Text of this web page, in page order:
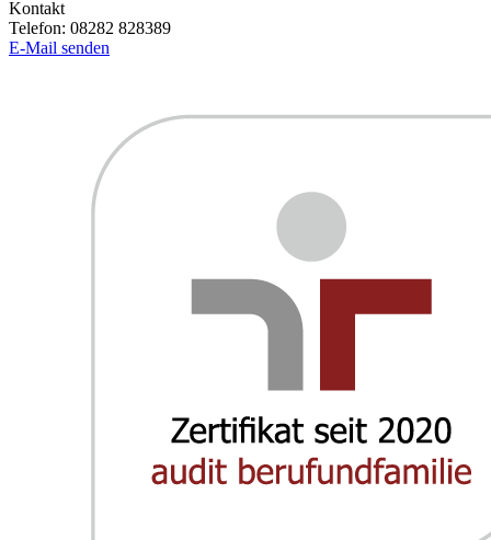
Kontakt
Telefon: 08282 828389
E-Mail senden